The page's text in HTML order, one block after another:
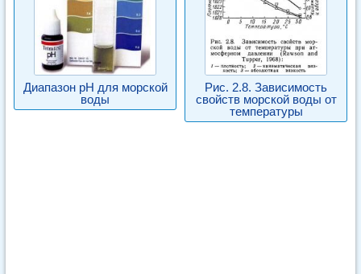
Диапазон pH для морской
воды
Рис. 2.8. Зависимость
свойств морской воды от
температуры